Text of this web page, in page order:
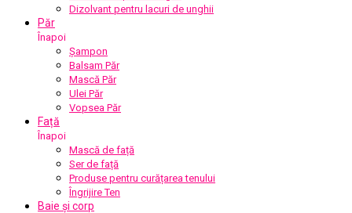
Dizolvant pentru lacuri de unghii
Păr
Înapoi
Șampon
Balsam Păr
Mască Păr
Ulei Păr
Vopsea Păr
Față
Înapoi
Mască de față
Ser de față
Produse pentru curățarea tenului
Îngrijire Ten
Baie și corp